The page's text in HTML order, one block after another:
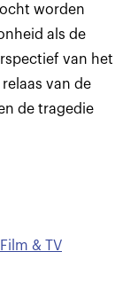
worden
als de
van het
van de
de tragedie
& TV